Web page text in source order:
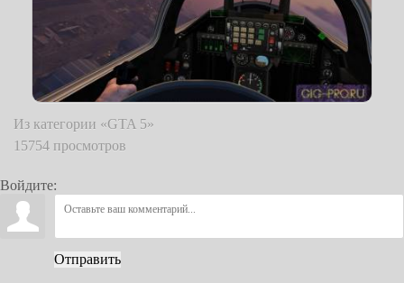
Из категории «GTA 5»
15754 просмотров
Войдите:
Отправить